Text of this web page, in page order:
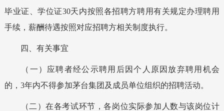
毕业证、学位证30天内按照各招聘方聘用有关规定办理聘用
手续， 薪酬待遇按照对应招聘方相关制度执行。
四、有关事宜
（一）应聘者经公示聘用后因个人原因放弃聘用机会
的， 3年内不得参加茅台集团 及成员单位组织的招聘活动。
（二）在各考试环节，各岗位实际参加人数与该岗位计